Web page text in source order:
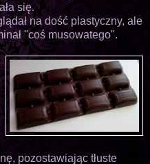
się.
na dość plastyczny, ale
"coś musowatego".
pozostawiając tłuste